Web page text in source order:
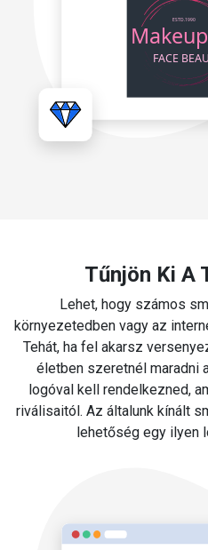
Tűnjön Ki A
Lehet, hogy számos
környezetedben vagy az
Tehát, ha fel akarsz
életben szeretnél maradni
logóval kell rendelkezned,
riválisaitól. Az általunk kínált
lehetőség egy ilyen